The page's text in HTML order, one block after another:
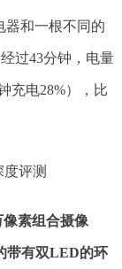
器和一根不同的
过43分钟，电量
充电28%），比
像素组合摄像
带有双LED的环